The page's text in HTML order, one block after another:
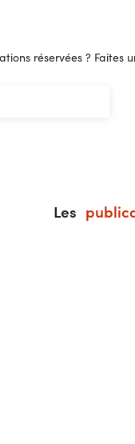
réservées ? Faites
Les